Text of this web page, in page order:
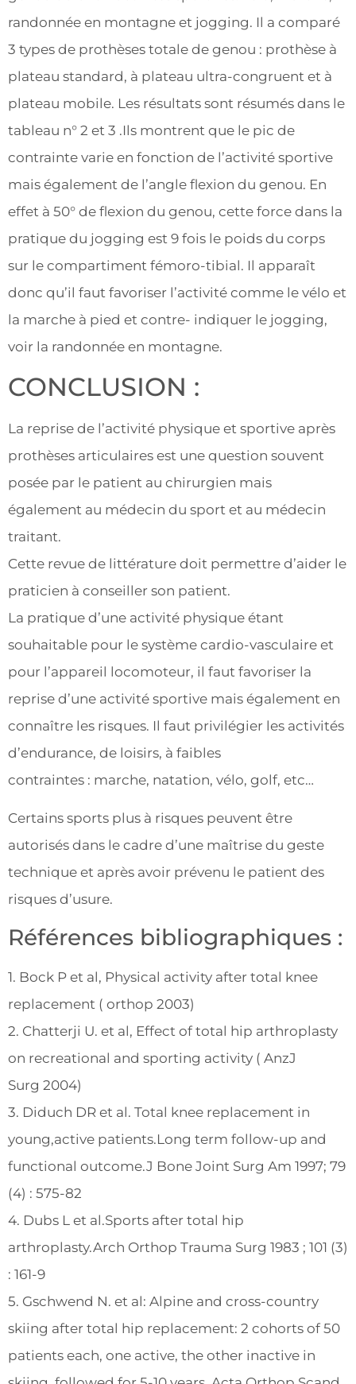
randonnée en montagne et jogging. Il a comparé
3 types de prothèses totale de genou : prothèse à
plateau standard, à plateau ultra-congruent et à
plateau mobile. Les résultats sont résumés dans le
tableau n° 2 et 3 .Ils montrent que le pic de
contrainte varie en fonction de l’activité sportive
mais également de l’angle flexion du genou. En
effet à 50° de flexion du genou, cette force dans la
pratique du jogging est 9 fois le poids du corps
sur le compartiment fémoro-tibial. Il apparaît
donc qu’il faut favoriser l’activité comme le vélo et
la marche à pied et contre- indiquer le jogging,
voir la randonnée en montagne.
CONCLUSION :
La reprise de l’activité physique et sportive après
prothèses articulaires est une question souvent
posée par le patient au chirurgien mais
également au médecin du sport et au médecin
traitant.
Cette revue de littérature doit permettre d’aider le
praticien à conseiller son patient.
La pratique d’une activité physique étant
souhaitable pour le système cardio-vasculaire et
pour l’appareil locomoteur, il faut favoriser la
reprise d’une activité sportive mais également en
connaître les risques. Il faut privilégier les activités
d’endurance, de loisirs, à faibles
contraintes : marche, natation, vélo, golf, etc…
Certains sports plus à risques peuvent être
autorisés dans le cadre d’une maîtrise du geste
technique et après avoir prévenu le patient des
risques d’usure.
Références bibliographiques :
1. Bock P et al, Physical activity after total knee
replacement ( orthop 2003)
2. Chatterji U. et al, Effect of total hip arthroplasty
on recreational and sporting activity ( AnzJ
Surg 2004)
3. Diduch DR et al. Total knee replacement in
young,active patients.Long term follow-up and
functional outcome.J Bone Joint Surg Am 1997; 79
(4) : 575-82
4. Dubs L et al.Sports after total hip
arthroplasty.Arch Orthop Trauma Surg 1983 ; 101 (3)
: 161-9
5. Gschwend N. et al: Alpine and cross-country
skiing after total hip replacement: 2 cohorts of 50
patients each, one active, the other inactive in